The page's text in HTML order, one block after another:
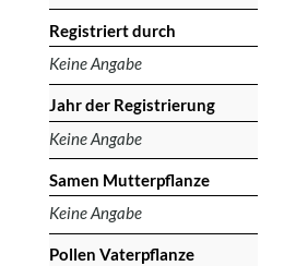
Registriert durch
Keine Angabe
Jahr der Registrierung
Keine Angabe
Samen Mutterpflanze
Keine Angabe
Pollen Vaterpflanze